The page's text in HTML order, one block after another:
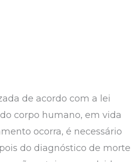
de acordo com a lei
corpo humano, em vida
ocorra, é necessário
do diagnóstico de morte